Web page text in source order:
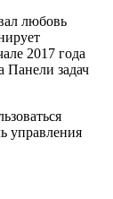
любовь
2017 года
Панели задач
управления